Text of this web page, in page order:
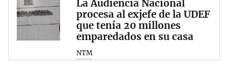
La Audiencia Nacional
procesa al exjefe de la UDEF
que tenía 20 millones
emparedados en su casa
NTM